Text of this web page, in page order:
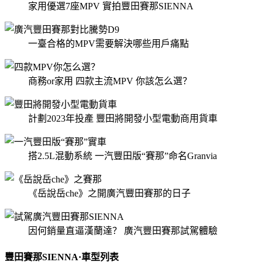
家用優選7座MPV 實拍豐田賽那SIENNA
一臺合格的MPV需要解決哪些用戶痛點
商務or家用 四款主流MPV 你該怎么選？
計劃2023年投產 豐田將開發小型電動商用貨車
搭2.5L混動系統 一汽豐田版“賽那”命名Granvia
《岳說岳che》之開廣汽豐田賽那的日子
因何銷量直逼漢蘭達？ 廣汽豐田賽那試駕體驗
豐田賽那SIENNA·車型列表